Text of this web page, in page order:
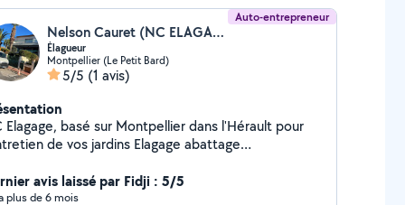
Auto-entrepreneur
Nelson Cauret (NC ELAGAGE)
Élagueur
Montpellier (Le Petit Bard)
5/5 (1 avis)
Elagage, basé sur Montpellier dans l'Hérault pour
de vos jardins Elagage abattage
de jardin. Taille d'arbre fruitier.
avis laissé par Fidji : 5/5
plus de 6 mois